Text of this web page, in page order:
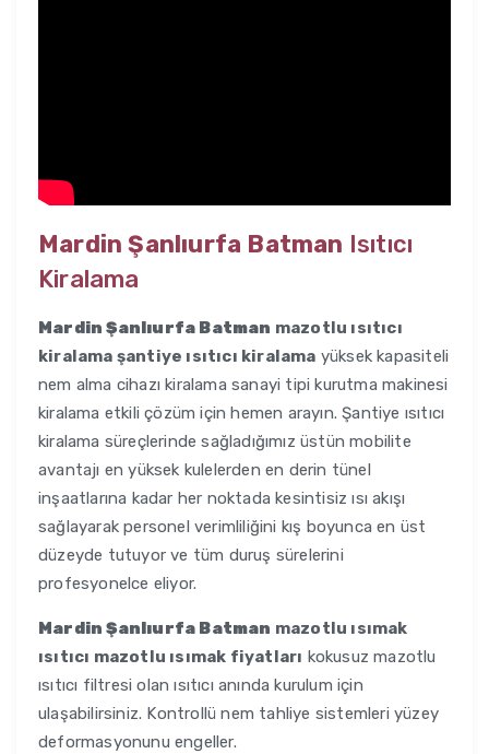
Mardin Şanlıurfa Batman Isıtıcı
Kiralama
Mardin Şanlıurfa Batman mazotlu ısıtıcı
kiralama şantiye ısıtıcı kiralama yüksek kapasiteli
nem alma cihazı kiralama sanayi tipi kurutma makinesi
kiralama etkili çözüm için hemen arayın. Şantiye ısıtıcı
kiralama süreçlerinde sağladığımız üstün mobilite
avantajı en yüksek kulelerden en derin tünel
inşaatlarına kadar her noktada kesintisiz ısı akışı
sağlayarak personel verimliliğini kış boyunca en üst
düzeyde tutuyor ve tüm duruş sürelerini
profesyonelce eliyor.
Mardin Şanlıurfa Batman mazotlu ısımak
ısıtıcı mazotlu ısımak fiyatları kokusuz mazotlu
ısıtıcı filtresi olan ısıtıcı anında kurulum için
ulaşabilirsiniz. Kontrollü nem tahliye sistemleri yüzey
deformasyonunu engeller.